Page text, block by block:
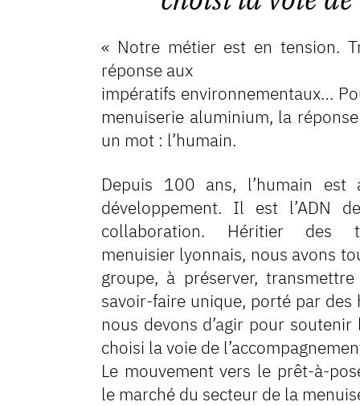
« Notre métier est en tension.
réponse aux
impératifs environnementaux…
menuiserie aluminium, la
un mot : l’humain.
Depuis 100 ans, l’humain
développement. Il est l’ADN
collaboration. Héritier des
menuisier lyonnais, nous avons
groupe, à préserver,
savoir-faire unique, porté par
nous devons d’agir pour
choisi la voie de
Le mouvement vers le prêt-à-
le marché du secteur de la